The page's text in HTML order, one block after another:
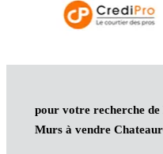
pour votre recherche de
Murs à vendre